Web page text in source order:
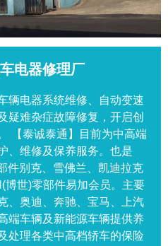
电器修理厂
辆电器系统维修、自动变速
疑难杂症故障修复，开启创
【泰诚泰通】目前为中高端
、维修及保养服务。也是
件别克、雪佛兰、凯迪拉克
博世)零部件易加会员。主要
、奥迪、奔驰、宝马、上汽
端车辆及新能源车辆提供养
处理各类中高档轿车的保险